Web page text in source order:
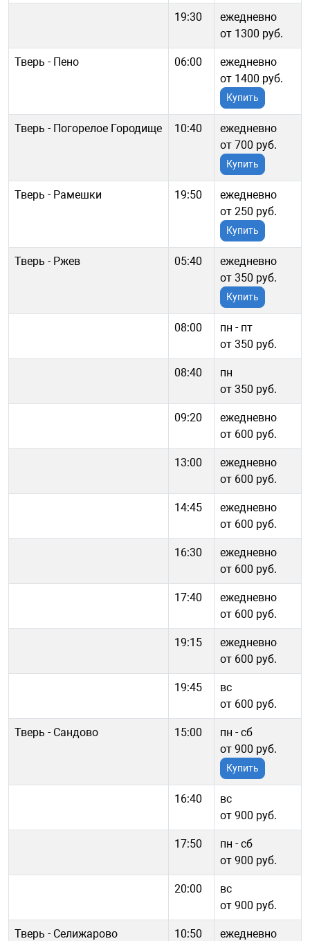
19:30
ежедневно
от 1300 руб.
Тверь - Пено 06:00
ежедневно
от 1400 руб.
Купить
Тверь - Погорелое Городище 10:40
ежедневно
от 700 руб.
Купить
Тверь - Рамешки 19:50
ежедневно
от 250 руб.
Купить
Тверь - Ржев 05:40
ежедневно
от 350 руб.
Купить
08:00
пн - пт
от 350 руб.
08:40
пн
от 350 руб.
09:20
ежедневно
от 600 руб.
13:00
ежедневно
от 600 руб.
14:45
ежедневно
от 600 руб.
16:30
ежедневно
от 600 руб.
17:40
ежедневно
от 600 руб.
19:15
ежедневно
от 600 руб.
19:45
вс
от 600 руб.
Тверь - Сандово 15:00
пн - cб
от 900 руб.
Купить
16:40
вс
от 900 руб.
17:50
пн - cб
от 900 руб.
20:00
вс
от 900 руб.
Тверь - Селижарово 10:50
ежедневно